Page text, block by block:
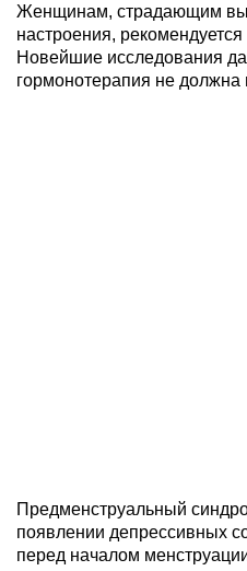
Женщинам, страдающим
настроения,
Новейшие исследования
гормонотерапия не должна
Предменструальный
появлении депрессивных
перед началом